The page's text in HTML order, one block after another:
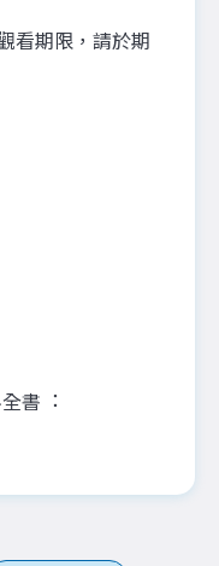
看期限，請於期
：